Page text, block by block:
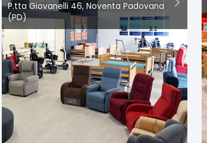
P.tta Giovanelli 46, Noventa Padovana
(PD)